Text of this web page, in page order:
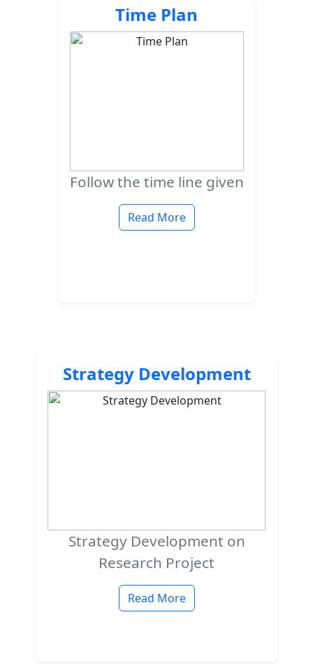
Time Plan
Follow the time line given
Read More
Strategy Development
Strategy Development on
Research Project
Read More